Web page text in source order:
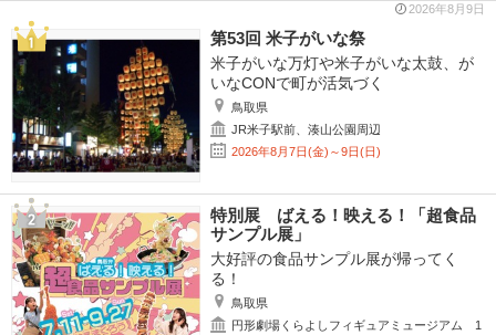
2026年8月9日
第53回 米子がいな祭
米子がいな万灯や米子がいな太鼓、が
いなCONで町が活気づく
鳥取県
JR米子駅前、湊山公園周辺
2026年8月7日(金)～9日(日)
特別展 ばえる！映える！「超食品
サンプル展」
大好評の食品サンプル展が帰ってく
る！
鳥取県
円形劇場くらよしフィギュアミュージアム 1